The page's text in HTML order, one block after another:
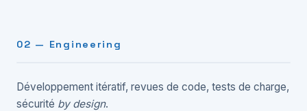
02 — Engineering
Développement itératif, revues de code, tests de charge,
sécurité by design.